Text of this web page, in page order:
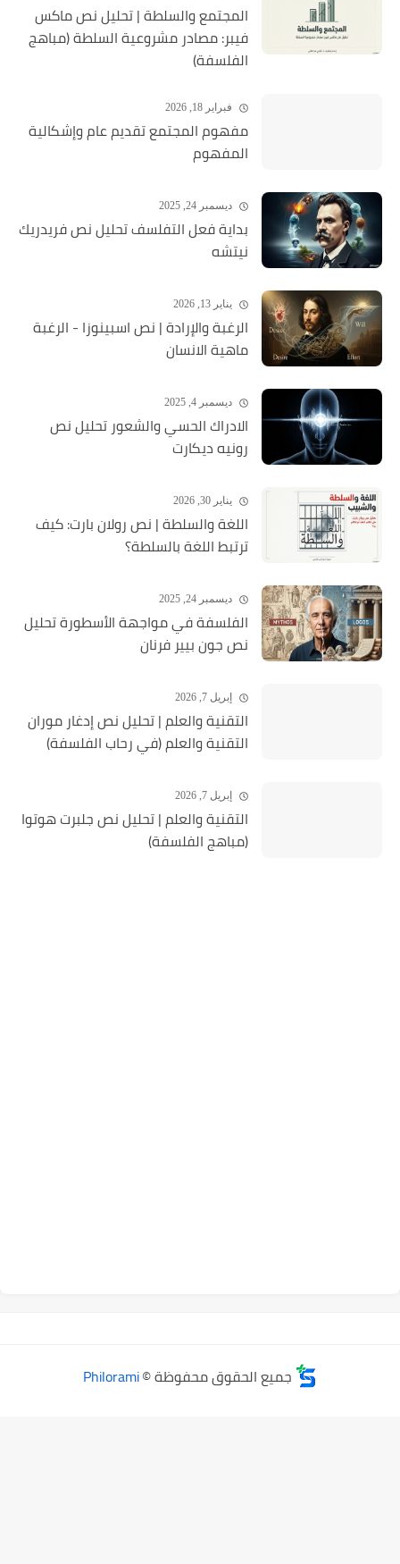
المجتمع والسلطة | تحليل نص ماكس
فيبر: مصادر مشروعية السلطة (مباهج
الفلسفة)
فبراير 18, 2026
مفهوم المجتمع تقديم عام وإشكالية
المفهوم
ديسمبر 24, 2025
بداية فعل التفلسف تحليل نص فريدريك
نيتشه
يناير 13, 2026
الرغبة والإرادة | نص اسبينوزا - الرغبة
ماهية الانسان
ديسمبر 4, 2025
الادراك الحسي والشعور تحليل نص
رونيه ديكارت
يناير 30, 2026
اللغة والسلطة | نص رولان بارت: كيف
ترتبط اللغة بالسلطة؟
ديسمبر 24, 2025
الفلسفة في مواجهة الأسطورة تحليل
نص جون بيير فرنان
إبريل 7, 2026
التقنية والعلم | تحليل نص إدغار موران
التقنية والعلم (في رحاب الفلسفة)
إبريل 7, 2026
التقنية والعلم | تحليل نص جلبرت هوتوا
(مباهج الفلسفة)
جميع الحقوق محفوظة ©Philorami